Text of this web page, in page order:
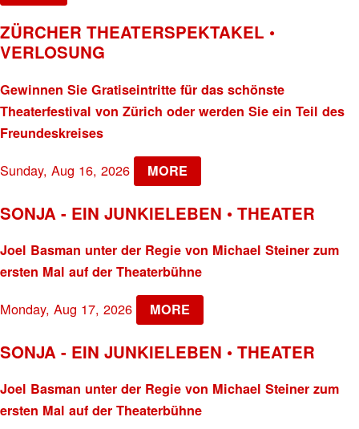
ZÜRCHER THEATERSPEKTAKEL •
VERLOSUNG
Gewinnen Sie Gratiseintritte für das schönste
Theaterfestival von Zürich oder werden Sie ein Teil des
Freundeskreises
Sunday, Aug 16, 2026 MORE
SONJA - EIN JUNKIELEBEN • THEATER
Joel Basman unter der Regie von Michael Steiner zum
ersten Mal auf der Theaterbühne
Monday, Aug 17, 2026 MORE
SONJA - EIN JUNKIELEBEN • THEATER
Joel Basman unter der Regie von Michael Steiner zum
ersten Mal auf der Theaterbühne